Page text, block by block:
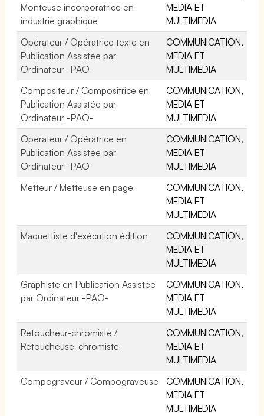
Monteuse incorporatrice en
industrie graphique
MEDIA ET
MULTIMEDIA
Opérateur / Opératrice texte en
Publication Assistée par
Ordinateur -PAO-
COMMUNICATION,
MEDIA ET
MULTIMEDIA
Compositeur / Compositrice en
Publication Assistée par
Ordinateur -PAO-
COMMUNICATION,
MEDIA ET
MULTIMEDIA
Opérateur / Opératrice en
Publication Assistée par
Ordinateur -PAO-
COMMUNICATION,
MEDIA ET
MULTIMEDIA
Metteur / Metteuse en page
COMMUNICATION,
MEDIA ET
MULTIMEDIA
Maquettiste d'exécution édition
COMMUNICATION,
MEDIA ET
MULTIMEDIA
Graphiste en Publication Assistée
par Ordinateur -PAO-
COMMUNICATION,
MEDIA ET
MULTIMEDIA
Retoucheur-chromiste /
Retoucheuse-chromiste
COMMUNICATION,
MEDIA ET
MULTIMEDIA
Compograveur / Compograveuse
COMMUNICATION,
MEDIA ET
MULTIMEDIA